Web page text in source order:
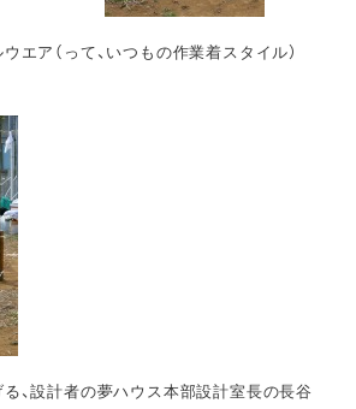
エア（って、いつもの作業着スタイル）
、設計者の夢ハウス本部設計室長の長谷